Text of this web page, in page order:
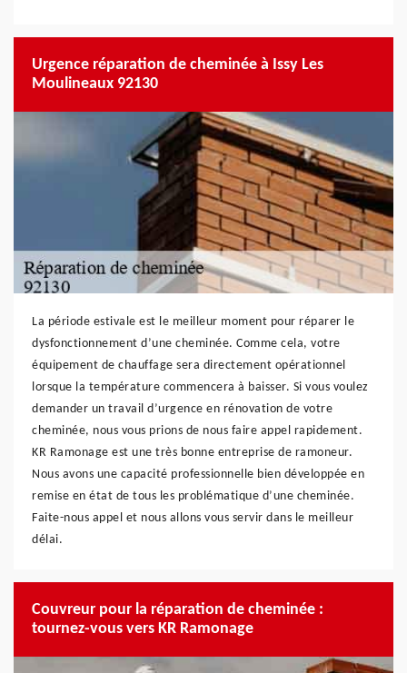
Urgence réparation de cheminée à Issy Les
Moulineaux 92130
La période estivale est le meilleur moment pour réparer le
dysfonctionnement d’une cheminée. Comme cela, votre
équipement de chauffage sera directement opérationnel
lorsque la température commencera à baisser. Si vous voulez
demander un travail d’urgence en rénovation de votre
cheminée, nous vous prions de nous faire appel rapidement.
KR Ramonage est une très bonne entreprise de ramoneur.
Nous avons une capacité professionnelle bien développée en
remise en état de tous les problématique d’une cheminée.
Faite-nous appel et nous allons vous servir dans le meilleur
délai.
Couvreur pour la réparation de cheminée :
tournez-vous vers KR Ramonage